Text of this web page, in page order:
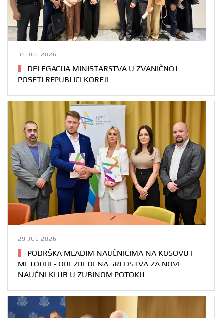
31 JUL 2026
DELEGACIJA MINISTARSTVA U ZVANIČNOJ
POSETI REPUBLICI KOREJI
29 JUL 2026
PODRŠKA MLADIM NAUČNICIMA NA KOSOVU I
METOHIJI - OBEZBEĐENA SREDSTVA ZA NOVI
NAUČNI KLUB U ZUBINOM POTOKU